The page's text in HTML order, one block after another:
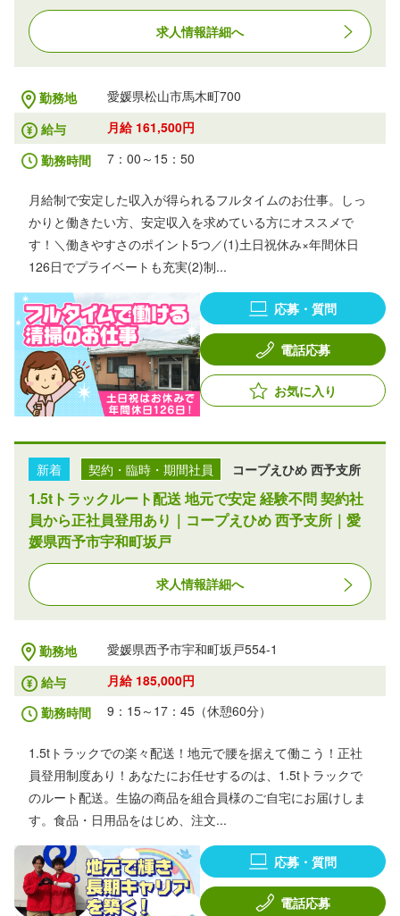
求人情報詳細へ
勤務地
愛媛県松山市馬木町700
給与
月給 161,500円
勤務時間
7：00～15：50
月給制で安定した収入が得られるフルタイムのお仕事。しっ
かりと働きたい方、安定収入を求めている方にオススメで
す！＼働きやすさのポイント5つ／(1)土日祝休み×年間休日
126日でプライベートも充実(2)制...
応募・質問
電話応募
お気に入り
新着 契約・臨時・期間社員 コープえひめ 西予支所
1.5tトラックルート配送 地元で安定 経験不問 契約社
員から正社員登用あり｜コープえひめ 西予支所｜愛
媛県西予市宇和町坂戸
求人情報詳細へ
勤務地
愛媛県西予市宇和町坂戸554-1
給与
月給 185,000円
勤務時間
9：15～17：45（休憩60分）
1.5tトラックでの楽々配送！地元で腰を据えて働こう！正社
員登用制度あり！あなたにお任せするのは、1.5tトラックで
のルート配送。生協の商品を組合員様のご自宅にお届けしま
す。食品・日用品をはじめ、注文...
応募・質問
電話応募